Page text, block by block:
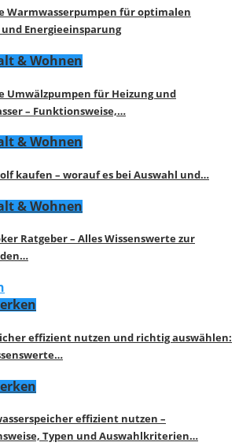
Warmwasserpumpen für optimalen
Energieeinsparung
& Wohnen
Umwälzpumpen für Heizung und
– Funktionsweise,…
& Wohnen
kaufen – worauf es bei Auswahl und…
& Wohnen
Ratgeber – Alles Wissenswerte zur
effizient nutzen und richtig auswählen:
effizient nutzen –
Typen und Auswahlkriterien…